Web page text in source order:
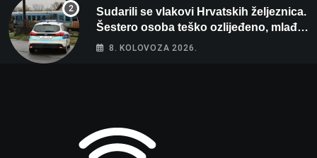
Sudarili se vlakovi Hrvatskih željeznica.
Šestero osoba teško ozlijeđeno, mlađa
žena na intenzivnoj
8. KOLOVOZA 2026.